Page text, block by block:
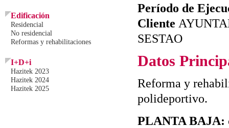
Edificación
Residencial
No residencial
Reformas y rehabilitaciones
I+D+i
Hazitek 2023
Hazitek 2024
Hazitek 2025
Período de
Cliente
SESTAO
Datos
Reforma y
polideportivo.
PLANTA BAJA: